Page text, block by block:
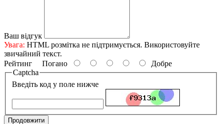
Ваш відгук
Увага: HTML розмітка не підтримується. Використовуйте
звичайний текст.
Рейтинг Погано
Добре
Captcha
Введіть код у поле нижче
Продовжити